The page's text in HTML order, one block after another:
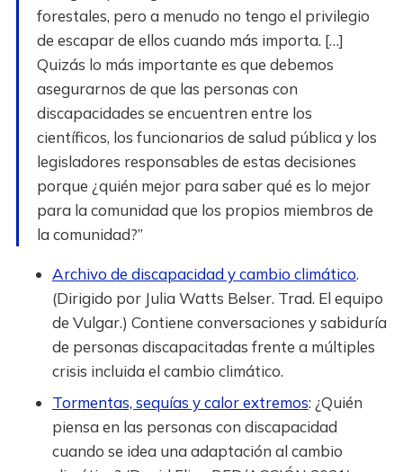
forestales, pero a menudo no tengo el privilegio
de escapar de ellos cuando más importa. […]
Quizás lo más importante es que debemos
asegurarnos de que las personas con
discapacidades se encuentren entre los
científicos, los funcionarios de salud pública y los
legisladores responsables de estas decisiones
porque ¿quién mejor para saber qué es lo mejor
para la comunidad que los propios miembros de
la comunidad?”
Archivo de discapacidad y cambio climático.
(Dirigido por Julia Watts Belser. Trad. El equipo
de Vulgar.) Contiene conversaciones y sabiduría
de personas discapacitadas frente a múltiples
crisis incluida el cambio climático.
Tormentas, sequías y calor extremos: ¿Quién
piensa en las personas con discapacidad
cuando se idea una adaptación al cambio